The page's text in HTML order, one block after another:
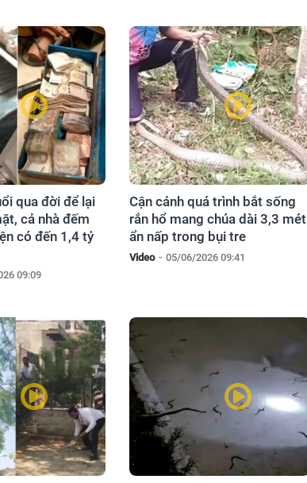
qua đời để lại
cả nhà đếm
có đến 1,4 tỷ
09:09
Cận cảnh quá trình bắt sống
rắn hổ mang chúa dài 3,3 mét
ẩn nấp trong bụi tre
Video - 05/06/2026 09:41